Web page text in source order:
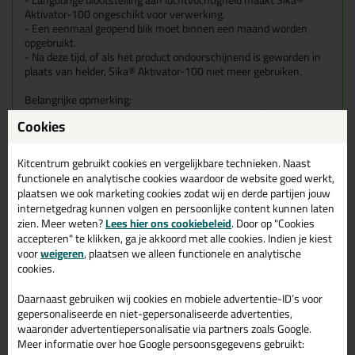
Aktivator-100 ongeschikt voor verwerking.
- Een eenmaal geopend blik moet binnen een maand worden
opgebruikt.
- Na deze tijd, of als het product ondoorschijnend is geworden in
plaats van helder, Sika® Aktivator-100 niet meer gebruiken.
Belangrijke opmerking:
- Sika® Aktivator-100 bevat oplosmiddelen die de afwerking van
het oppervlak van sommige net aan-gebrachte laklagen dof
- Daarom moeten vooraf tests worden uitgevoerd.
- Nooit aanbrengen op poreuze ondergronden.
- Sika® Aktivator-100 kan mogelijk niet volledig opdrogen indien
het toch op poreuze oppervlakken wordt gebruikt en dan
belemmert het een goede uitharding van de lijm of de afdichtkit.
- Waar nodig de aan-grenzende poreuze oppervlakken afdekken.
- Sika® Aktivator-100 die enigszins ondoorzichtig zijn geworden
in plaats van helder, niet meer gebruiken.
- Sika® Aktivator-100 dient gebruikt te worden tot één maand na
- Blootstelling voor langere tijd aan vocht uit de atmosfeer zorgt
ervoor dat Sika® Aktivator-100 haar eigenschappen verliest.
- Sika® Aktivator-100 mag niet worden gebruikt voor het
verwijderen of afgladden van niet uitgeharde Sikaflex®
Cookies
Kitcentrum gebruikt cookies en vergelijkbare technieken. Naast
functionele en analytische cookies waardoor de website goed werkt,
plaatsen we ook marketing cookies zodat wij en derde partijen jouw
internetgedrag kunnen volgen en persoonlijke content kunnen laten
zien. Meer weten?Lees hier ons cookiebeleid. Door op "Cookies
accepteren" te klikken, ga je akkoord met alle cookies. Indien je kiest
voorweigeren, plaatsen we alleen functionele en analytische
cookies.
Daarnaast gebruiken wij cookies en mobiele advertentie-ID’s voor
gepersonaliseerde en niet-gepersonaliseerde advertenties,
waaronder advertentiepersonalisatie via partners zoals Google.
Meer informatie over hoe Google persoonsgegevens gebruikt: